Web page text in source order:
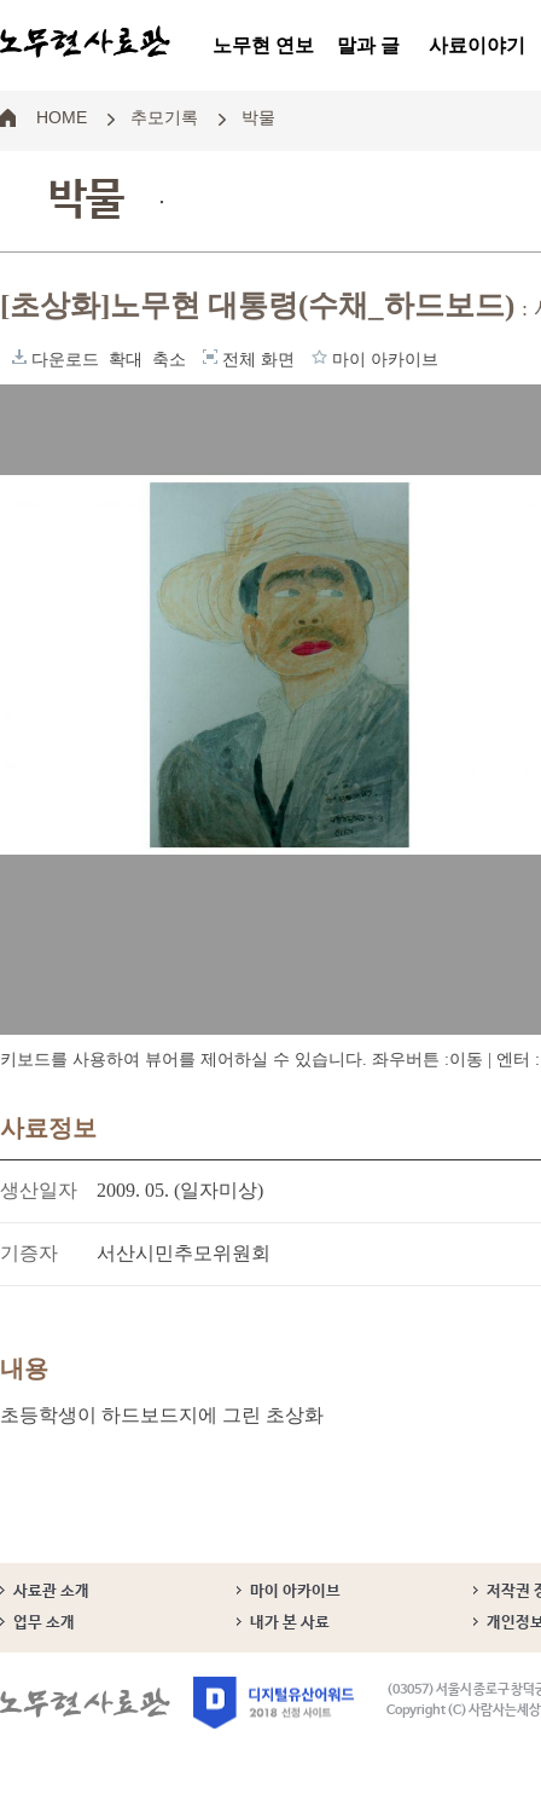
노무현 연보 말과 글 사료이야기
HOME 추모기록 박물
박물 .
[초상화]노무현 대통령(수채_하드보드) :
다운로드 확대 축소 전체 화면 마이 아카이브
키보드를 사용하여 뷰어를 제어하실 수 있습니다. 좌우버튼 :이동 | 엔터
사료정보
생산일자 2009. 05. (일자미상)
기증자 서산시민추모위원회
내용
초등학생이 하드보드지에 그린 초상화
사료관 소개 마이 아카이브
저작권
업무 소개
내가 본 사료 개인정
(03057) 서울시 종로구 창덕
Copyright (C) 사람사는세